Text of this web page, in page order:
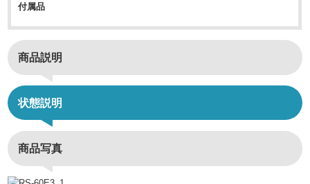
付属品
商品説明
状態説明
商品写真